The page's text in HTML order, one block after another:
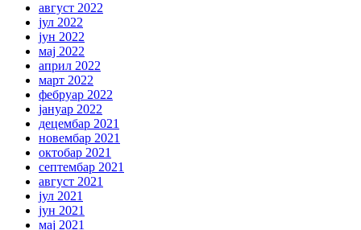
август 2022
јул 2022
јун 2022
мај 2022
април 2022
март 2022
фебруар 2022
јануар 2022
децембар 2021
новембар 2021
октобар 2021
септембар 2021
август 2021
јул 2021
јун 2021
мај 2021